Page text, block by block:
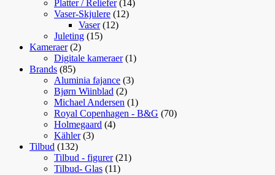
Platter / Reliefer 1414
Vaser-Skjulere 1212
Vaser 1212
Juleting 1515
Kameraer 22
varer
Digitale kameraer 11
Brands 8585
varer
Aluminia fajance 33
Bjørn Wiinblad 22
varer
Michael Andersen 11
vare
Royal Copenhagen - B&G 7070
Holmegaard 44
Kähler 33
Tilbud 132132
varer
Tilbud - figurer 2121
Tilbud- Glas 1111